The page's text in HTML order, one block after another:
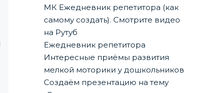
МК Ежедневник репетитора (как
самому создать). Смотрите видео
на Рутуб
Ежедневник репетитора
Интересные приёмы развития
мелкой моторики у дошкольников
Создаём презентацию на тему